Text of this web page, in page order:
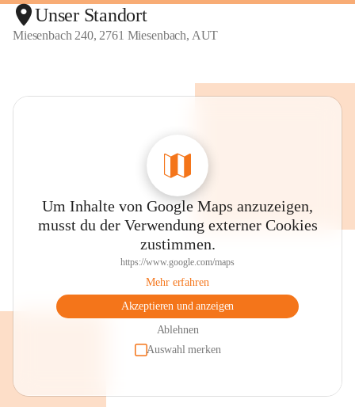
Unser Standort
Miesenbach 240, 2761 Miesenbach, AUT
Um Inhalte von Google Maps anzuzeigen,
musst du der Verwendung externer Cookies
zustimmen.
https://www.google.com/maps
Mehr erfahren
Akzeptieren und anzeigen
Ablehnen
Auswahl merken